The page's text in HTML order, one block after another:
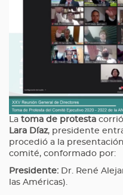
La toma de protesta
Lara Díaz, presidente
procedió a la
comité, conformado por:
Presidente: Dr. René
las Américas).